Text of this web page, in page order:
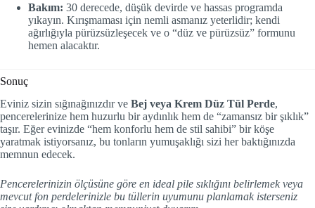
Bakım: 30 derecede, düşük devirde ve hassas programda
yıkayın. Kırışmaması için nemli asmanız yeterlidir; kendi
ağırlığıyla pürüzsüzleşecek ve o “düz ve pürüzsüz” formunu
hemen alacaktır.
Sonuç
Eviniz sizin sığınağınızdır ve Bej veya Krem Düz Tül Perde,
pencerelerinize hem huzurlu bir aydınlık hem de “zamansız bir şıklık”
taşır. Eğer evinizde “hem konforlu hem de stil sahibi” bir köşe
yaratmak istiyorsanız, bu tonların yumuşaklığı sizi her baktığınızda
memnun edecek.
Pencerelerinizin ölçüsüne göre en ideal pile sıklığını belirlemek veya
mevcut fon perdelerinizle bu tüllerin uyumunu planlamak isterseniz